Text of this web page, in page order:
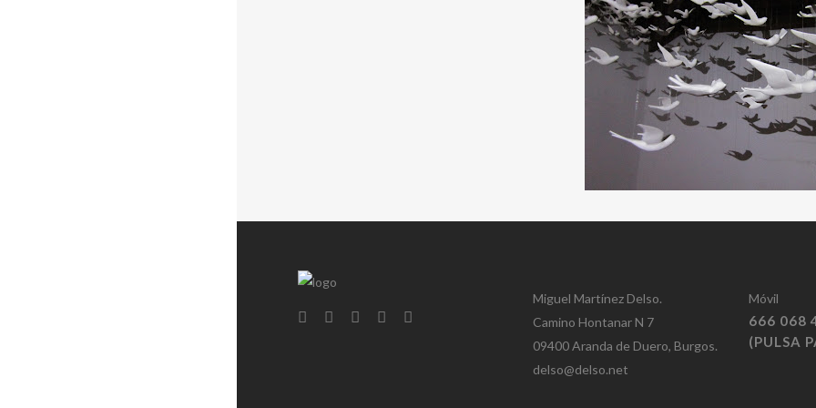
Miguel Martínez Delso.
Camino Hontanar N 7
09400 Aranda de Duero, Burgos.
delso@delso.net
Móvil
666 068
(PULSA